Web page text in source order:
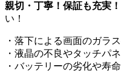
親切・丁寧！保証も充実！
い！
・落下による画面のガラ
・液晶の不良やタッチパ
・バッテリーの劣化や寿